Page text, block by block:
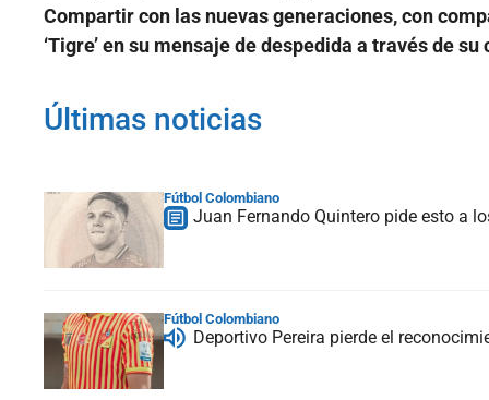
Compartir con las nuevas generaciones, con
‘Tigre’ en su mensaje de despedida a través de
Últimas noticias
Fútbol Colombiano
Juan Fernando Quintero pide esto a
Fútbol Colombiano
Deportivo Pereira pierde el